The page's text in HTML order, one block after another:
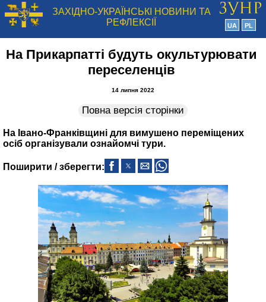
ЗАХІДНО-УКРАЇНСЬКІ НОВИНИ ТА
РЕФЛЕКСІЇ
UA PL
На Прикарпатті будуть окультурювати
переселенців
14 липня 2022
Повна версія сторінки
На Івано-Франківщині для вимушено переміщених
осіб організували ознайомчі тури.
Поширити / зберегти: